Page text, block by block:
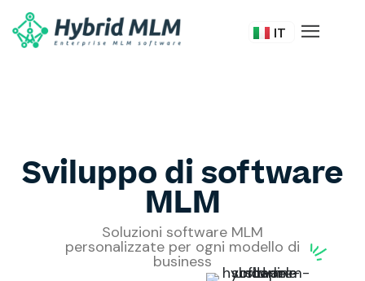
IT
DE
Sviluppo di software
MLM
Soluzioni software MLM
personalizzate per ogni modello di
business